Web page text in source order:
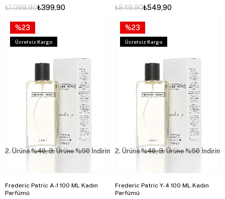
₺399,90
₺1.099,90 ₺549,90
₺849,90
Frederic Patric A-1 100 ML Kadın
Parfümü
2. Ürüne %40, 3. Ürüne %60 İndirim
%23
Ücretsiz Kargo
Frederic Patric Y-4 100 ML Kadın
Parfümü
2. Ürüne %40, 3. Ürüne %60 İndirim
%23
Ücretsiz Kargo